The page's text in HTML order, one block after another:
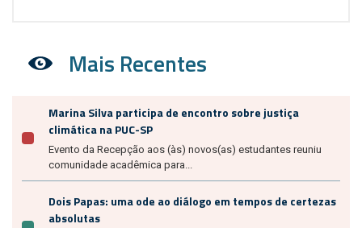
Mais Recentes
Marina Silva participa de encontro sobre justiça
climática na PUC-SP
Evento da Recepção aos (às) novos(as) estudantes reuniu
comunidade acadêmica para...
Dois Papas: uma ode ao diálogo em tempos de certezas
absolutas